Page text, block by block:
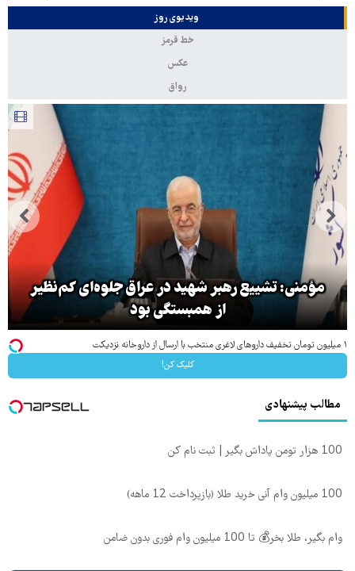
ویدیوی روز
خط قرمز
عکس
رواق
مؤمنی: تشییع رهبر شهید در عراق جلوه‌ای کم‌نظیر
از همبستگی بود
۱ میلیون تومان تخفیف داروهای لاغری منتخب با ارسال از داروخانه نزدیکت
کلیک کن!
مطالب پیشنهادی
100 هزار تومن پاداش بگیر | ثبت نام کن
100 میلیون وام آنی خرید طلا (بازپرداخت 12 ماهه)
وام بگیر، طلا بخر💰 تا 100 میلیون وام فوری بدون ضامن